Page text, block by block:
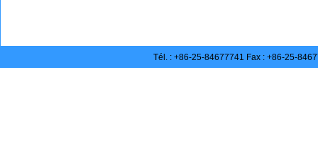
Tél. : +86-25-84677741 Fax : +86-25-